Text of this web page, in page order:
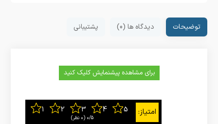
توضیحات دیدگاه ها (0) پشتیبانی
برای مشاهده پیشنمایش کلیک کنید
0/5 ‫(0 نظر)